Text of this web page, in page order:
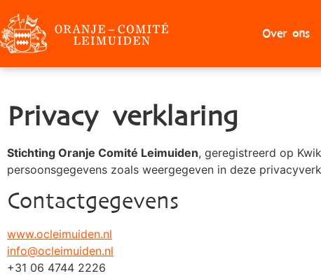
Over ons
Privacy verklaring
Stichting Oranje Comité Leimuiden, geregistreerd op
persoonsgegevens zoals weergegeven in deze
Contactgegevens
www.ocleimuiden.nl
info@ocleimuiden.nl
+31 06 4744 2226